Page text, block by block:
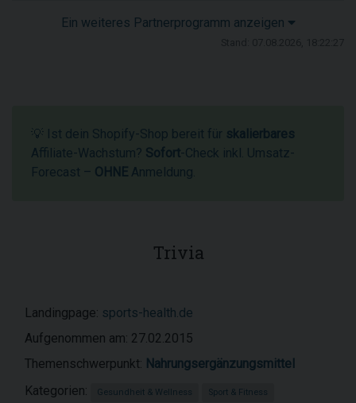
Ein weiteres Partnerprogramm anzeigen
💡 Ist dein Shopify-Shop bereit für skalierbares
Affiliate-Wachstum? Sofort-Check inkl. Umsatz-
Forecast – OHNE Anmeldung.
Trivia
Landingpage: sports-health.de
Aufgenommen am: 27.02.2015
Themenschwerpunkt: Nahrungsergänzungsmittel
Kategorien:
Gesundheit & Wellness Sport & Fitness